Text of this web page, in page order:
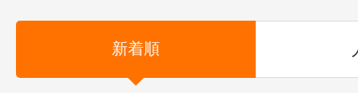
新着順